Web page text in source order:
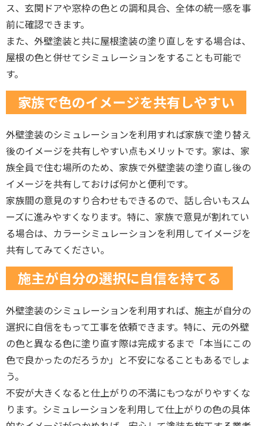
ス、玄関ドアや窓枠の色との調和具合、全体の統一感を事
前に確認できます。
また、外壁塗装と共に屋根塗装の塗り直しをする場合は、
屋根の色と併せてシミュレーションをすることも可能で
す。
家族で色のイメージを共有しやすい
外壁塗装のシミュレーションを利用すれば家族で塗り替え
後のイメージを共有しやすい点もメリットです。家は、家
族全員で住む場所のため、家族で外壁塗装の塗り直し後の
イメージを共有しておけば何かと便利です。
家族間の意見のすり合わせもできるので、話し合いもスム
ーズに進みやすくなります。特に、家族で意見が割れてい
る場合は、カラーシミュレーションを利用してイメージを
共有してみてください。
施主が自分の選択に自信を持てる
外壁塗装のシミュレーションを利用すれば、施主が自分の
選択に自信をもって工事を依頼できます。特に、元の外壁
の色と異なる色に塗り直す際は完成するまで「本当にこの
色で良かったのだろうか」と不安になることもあるでしょ
う。
不安が大きくなると仕上がりの不満にもつながりやすくな
ります。シミュレーションを利用して仕上がりの色の具体